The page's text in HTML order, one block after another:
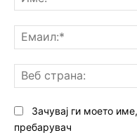
Зачувај ги моето
пребарувач